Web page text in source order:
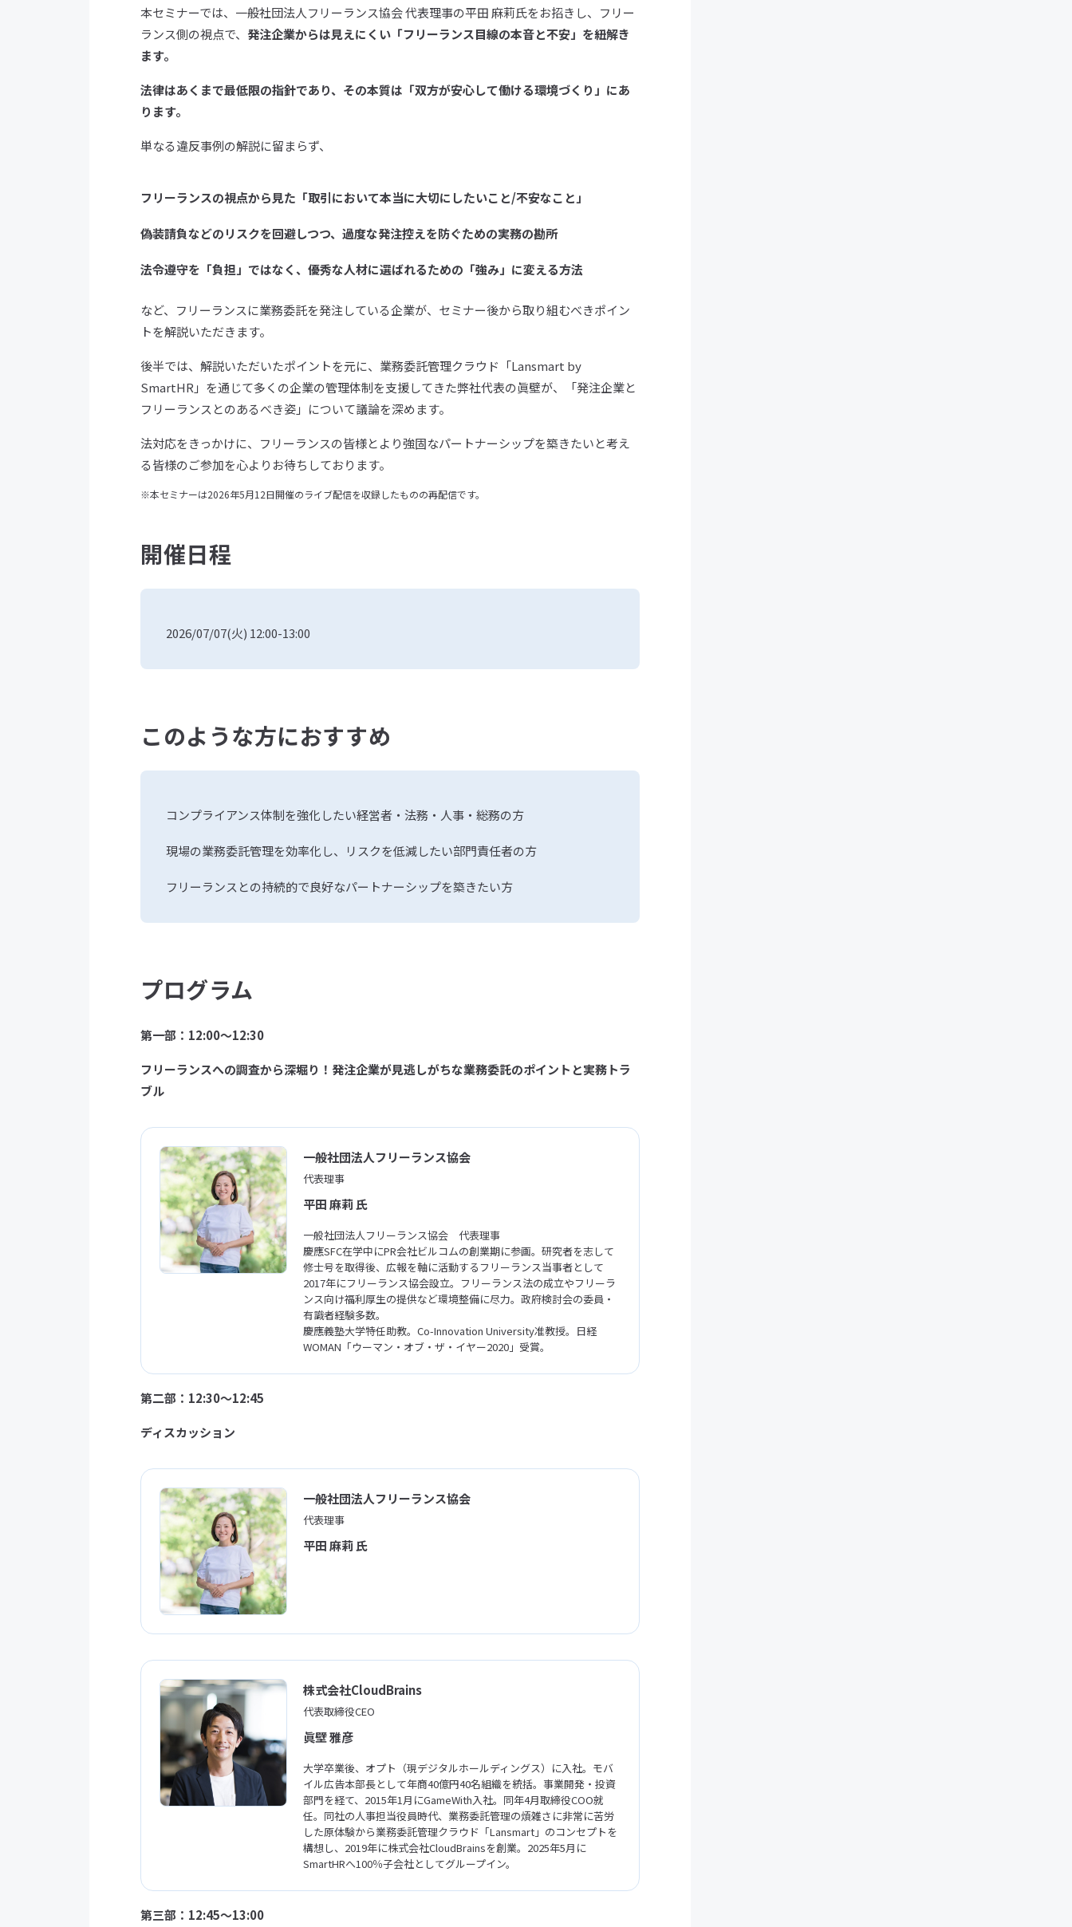
本セミナーでは、一般社団法人フリーランス協会 代表理事の平田 麻莉氏をお招きし、フリー
ランス側の視点で、 発注企業からは見えにくい「フリーランス目線の本音と不安」を紐解き
ます。
法律はあくまで最低限の指針であり、その本質は「双方が安心して働ける環境づくり」にあ
ります。
単なる違反事例の解説に留まらず、
フリーランスの視点から見た「取引において本当に大切にしたいこと/不安なこと」
偽装請負などのリスクを回避しつつ、過度な発注控えを防ぐための実務の勘所
法令遵守を「負担」ではなく、優秀な人材に選ばれるための「強み」に変える方法
など、フリーランスに業務委託を発注している企業が、セミナー後から取り組むべきポイン
トを解説いただきます。
後半では、解説いただいたポイントを元に、業務委託管理クラウド「Lansmart by
SmartHR」を通じて多くの企業の管理体制を支援してきた弊社代表の眞壁が、「発注企業と
フリーランスとのあるべき姿」について議論を深めます。
法対応をきっかけに、フリーランスの皆様とより強固なパートナーシップを築きたいと考え
る皆様のご参加を心よりお待ちしております。
本セミナーは2026年5月12日開催のライブ配信を収録したものの再配信です。
開催日程
2026/07/07(火) 12:00-13:00
このような方におすすめ
コンプライアンス体制を強化したい経営者・法務・人事・総務の方
現場の業務委託管理を効率化し、リスクを低減したい部門責任者の方
フリーランスとの持続的で良好なパートナーシップを築きたい方
プログラム
第一部：12:00〜12:30
フリーランスへの調査から深堀り！発注企業が見逃しがちな業務委託のポイントと実務トラ
ブル
一般社団法人フリーランス協会
代表理事
平田 麻莉 氏
一般社団法人フリーランス協会 代表理事
慶應SFC在学中にPR会社ビルコムの創業期に参画。研究者を志して
修士号を取得後、広報を軸に活動するフリーランス当事者として
2017年にフリーランス協会設立。フリーランス法の成立やフリーラ
ンス向け福利厚生の提供など環境整備に尽力。政府検討会の委員・
有識者経験多数。
慶應義塾大学特任助教。Co-Innovation University准教授。日経
WOMAN「ウーマン・オブ・ザ・イヤー2020」受賞。
第二部：12:30〜12:45
ディスカッション
一般社団法人フリーランス協会
代表理事
平田 麻莉 氏
株式会社CloudBrains
代表取締役CEO
眞壁 雅彦
大学卒業後、オプト（現デジタルホールディングス）に入社。モバ
イル広告本部長として年商40億円40名組織を統括。事業開発・投資
部門を経て、2015年1月にGameWith入社。同年4月取締役COO就
任。同社の人事担当役員時代、業務委託管理の煩雑さに非常に苦労
した原体験から業務委託管理クラウド「Lansmart」のコンセプトを
構想し、2019年に株式会社CloudBrainsを創業。2025年5月に
SmartHRへ100％子会社としてグループイン。
第三部：12:45〜13:00